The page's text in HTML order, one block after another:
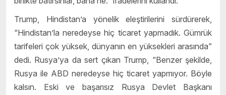
Trump, Hindistan’a yönelik eleştirilerini sürdürerek,
“Hindistan’la neredeyse hiç ticaret yapmadık. Gümrük
tarifeleri çok yüksek, dünyanın en yüksekleri arasında”
dedi. Rusya’ya da sert çıkan Trump, “Benzer şekilde,
Rusya ile ABD neredeyse hiç ticaret yapmıyor. Böyle
kalsın. Eski ve başarısız Rusya Devlet Başkanı